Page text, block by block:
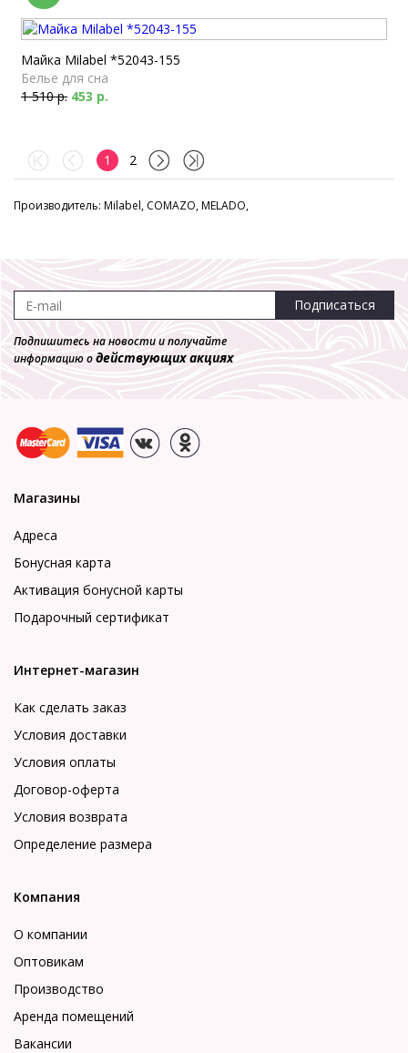
Майка Milabel *52043-155
Белье для сна
1 510 р. 453 р.
1 2
Производитель: Milabel, COMAZO, MELADO,
Подписаться
Подпишитесь на новости и получайте
информацию одействующих акциях
Магазины
Адреса
Бонусная карта
Активация бонусной карты
Подарочный сертификат
Интернет-магазин
Как сделать заказ
Условия доставки
Условия оплаты
Договор-оферта
Условия возврата
Определение размера
Компания
О компании
Оптовикам
Производство
Аренда помещений
Вакансии